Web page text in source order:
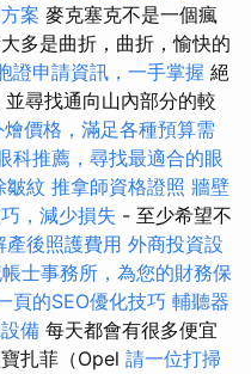
案 麥克塞克不是一個瘋
多是曲折，曲折，愉快的
證申請資訊，一手掌握 絕
尋找通向山內部分的較
價格，滿足各種預算需
科推薦，尋找最適合的眼
皺紋 推拿師資格證照 牆壁
，減少損失 - 至少希望不
產後照護費用 外商投資設
士事務所，為您的財務保
頁的SEO優化技巧 輔聽器
備 每天都會有很多便宜
扎菲（Opel 請一位打掃